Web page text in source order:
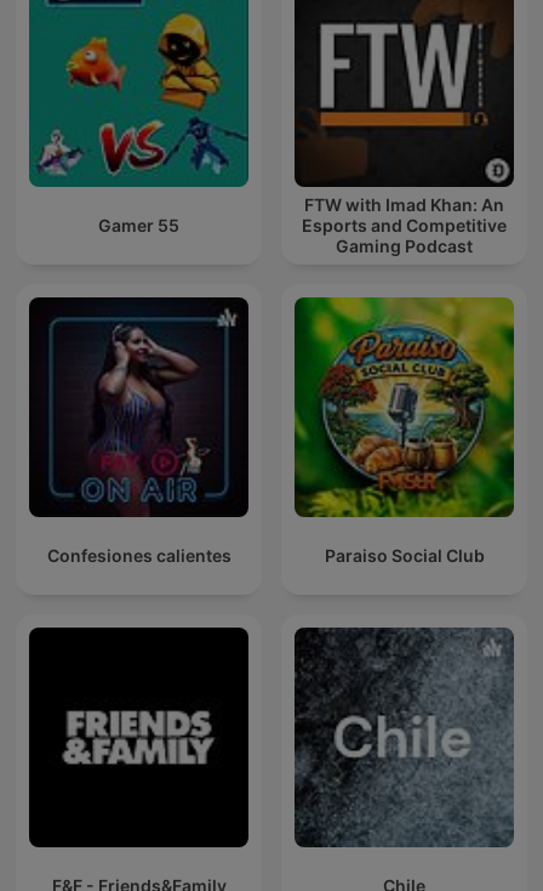
Gamer 55
FTW with Imad Khan: An
Esports and Competitive
Gaming Podcast
Confesiones calientes Paraiso Social Club
F&F - Friends&Family Chile